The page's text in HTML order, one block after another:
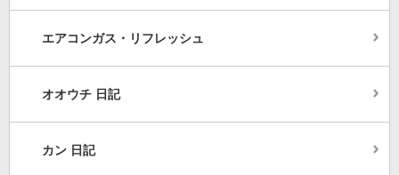
エアコンガス・リフレッシュ
オオウチ 日記
カン 日記